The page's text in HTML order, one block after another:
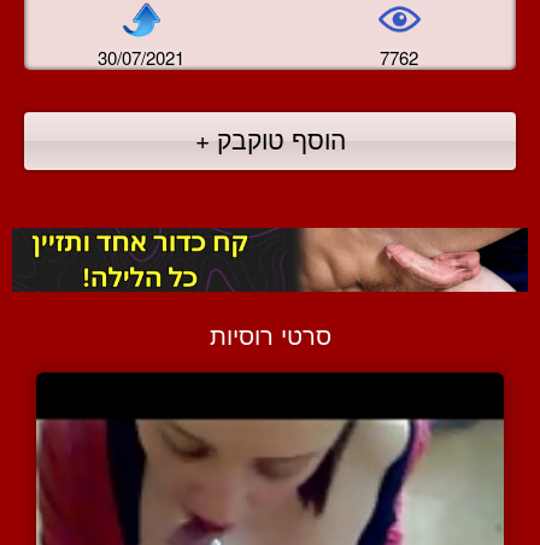
30/07/2021 7762
הוסף טוקבק +
סרטי רוסיות